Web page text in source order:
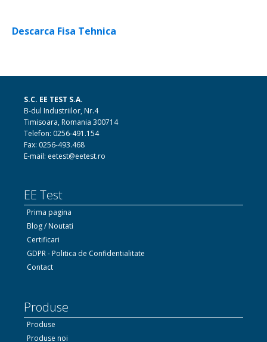
Descarca Fisa Tehnica
S.C. EE TEST S.A.
B-dul Industriilor, Nr.4
Timisoara, Romania 300714
Telefon: 0256-491.154
Fax: 0256-493.468
E-mail: eetest@eetest.ro
EE Test
Prima pagina
Blog / Noutati
Certificari
GDPR - Politica de Confidentialitate
Contact
Produse
Produse
Produse noi